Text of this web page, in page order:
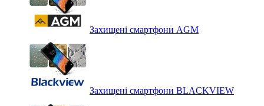
Захищені смартфони AGM
Захищені смартфони BLACKVIEW